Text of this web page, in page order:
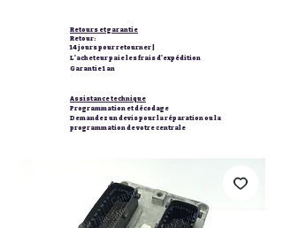
Retours et garantie
Retour:
14 jours pour retourner |
L'acheteur paie les frais d'expédition
Garantie 1 an
Assistance technique
Programmation et décodage
Demandez un devis pour la réparation ou la
programmation de votre centrale